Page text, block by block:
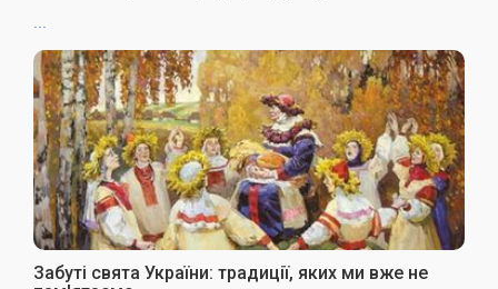
Забуті свята України: традиції, яких ми вже не